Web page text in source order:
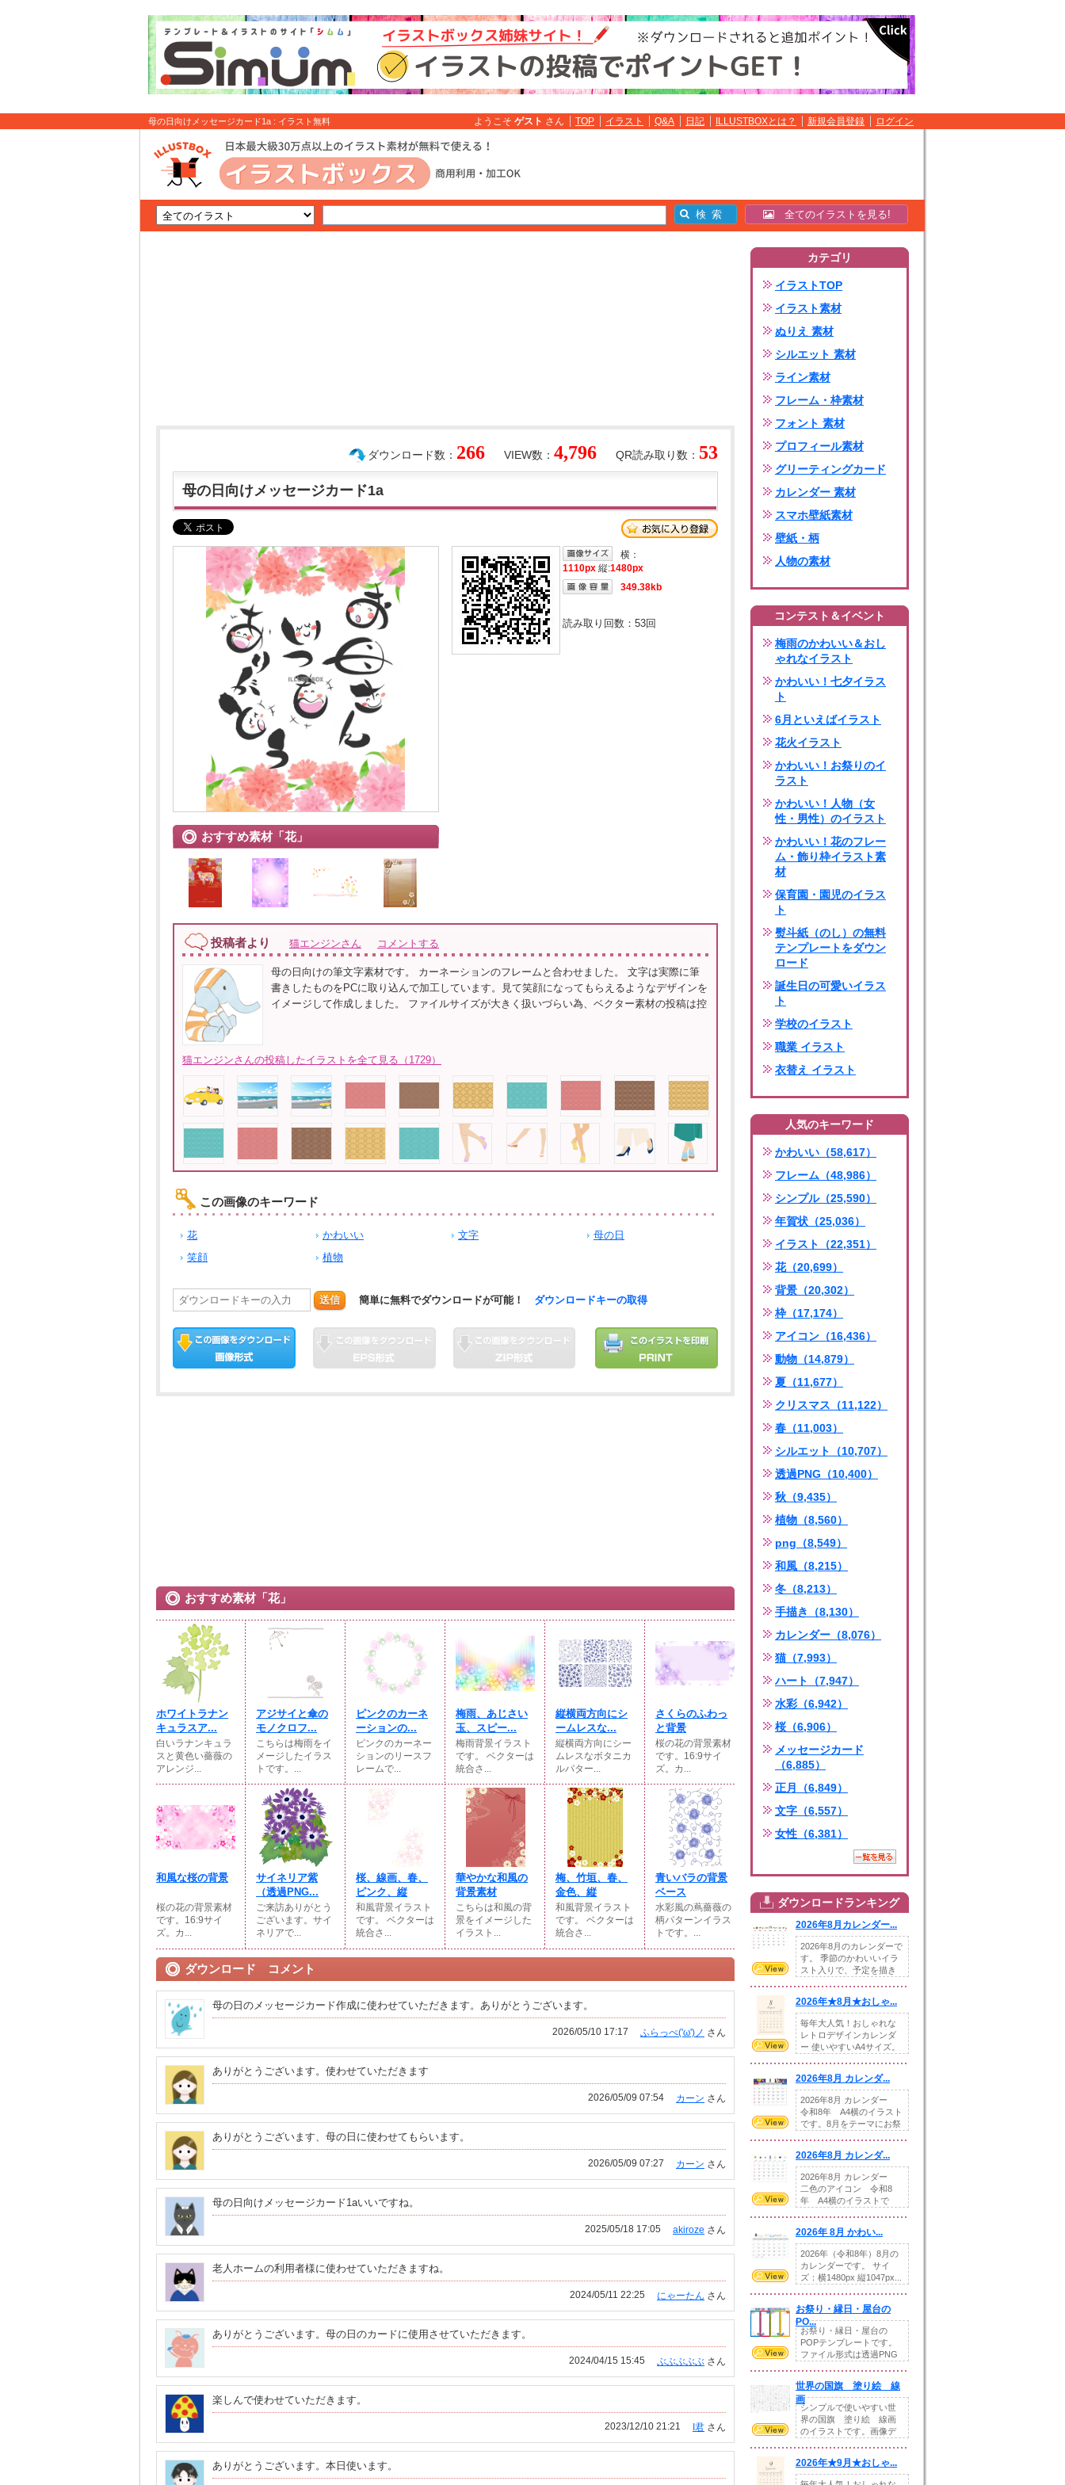
母の日向けメッセージカード1a : イラスト無料 ようこそ ゲスト さん TOP イラスト Q&A 日記 ILLUSTBOXとは？ 新規会員登録 ログイン
全てのイラストを見る!
QR読み取り数： 53
VIEW数： 4,796
ダウンロード数： 266
母の日向けメッセージカード1a
おすすめ素材「花」
横：
1110px 縦:1480px
349.38kb
読み取り回数： 53回
投稿者より 猫エンジンさん コメントする
母の日向けの筆文字素材です。 カーネーションのフレームと合わせました。 文字は実際に筆
書きしたものをPCに取り込んで加工しています。見て笑顔になってもらえるようなデザインを
イメージして作成しました。 ファイルサイズが大きく扱いづらい為、ベクター素材の投稿は控
猫エンジンさんの投稿したイラストを全て見る（1729）
この画像のキーワード
花 かわいい 文字
母の日
笑顔
植物
送信 簡単に無料でダウンロードが可能！ ダウンロードキーの取得
おすすめ素材「花」
ホワイトラナン
キュラスア...
白いラナンキュラ
スと黄色い薔薇の
アレンジ...
アジサイと傘の
モノクロフ...
こちらは梅雨をイ
メージしたイラス
トです。...
ピンクのカーネ
ーションの...
ピンクのカーネー
ションのリースフ
レームで...
梅雨、あじさい
玉、スピー...
梅雨背景イラスト
です。 ベクターは
統合さ...
縦横両方向にシ
ームレスな...
縦横両方向にシー
ムレスなボタニカ
ルパター...
さくらのふわっ
と背景
桜の花の背景素材
です。16:9サイ
ズ。カ...
和風な桜の背景
桜の花の背景素材
です。16:9サイ
ズ。カ...
サイネリア紫
（透過PNG...
ご来訪ありがとう
ございます。サイ
ネリアで...
桜、線画、春、
ピンク、縦
和風背景イラスト
です。 ベクターは
統合さ...
華やかな和風の
背景素材
こちらは和風の背
景をイメージした
イラスト...
梅、竹垣、春、
金色、縦
和風背景イラスト
です。 ベクターは
統合さ...
青いバラの背景
ベース
水彩風の蔦薔薇の
柄パターンイラス
トです。...
ダウンロード コメント
母の日のメッセージカード作成に使わせていただきます。ありがとうございます。
ふらっぺ('ω')ノ さん
2026/05/10 17:17
ありがとうございます。使わせていただきます
カーン さん
2026/05/09 07:54
ありがとうございます、母の日に使わせてもらいます。
カーン さん
2026/05/09 07:27
母の日向けメッセージカード1aいいですね。
akiroze さん
2025/05/18 17:05
老人ホームの利用者様に使わせていただきますね。
にゃーたん さん
2024/05/11 22:25
ありがとうございます。母の日のカードに使用させていただきます。
ぶぶぶぶぶ さん
2024/04/15 15:45
楽しんで使わせていただきます。
I君 さん
2023/12/10 21:21
ありがとうございます。本日使います。
カテゴリ
イラストTOP
イラスト素材
ぬりえ 素材
シルエット 素材
ライン素材
フレーム・枠素材
フォント 素材
プロフィール素材
グリーティングカード
カレンダー 素材
スマホ壁紙素材
壁紙・柄
人物の素材
コンテスト＆イベント
梅雨のかわいい＆おし
ゃれなイラスト
かわいい！七夕イラス
ト
6月といえばイラスト
花火イラスト
かわいい！お祭りのイ
ラスト
かわいい！人物（女
性・男性）のイラスト
かわいい！花のフレー
ム・飾り枠イラスト素
材
保育園・園児のイラス
ト
熨斗紙（のし）の無料
テンプレートをダウン
ロード
誕生日の可愛いイラス
ト
学校のイラスト
職業 イラスト
衣替え イラスト
人気のキーワード
かわいい（58,617）
フレーム（48,986）
シンプル（25,590）
年賀状（25,036）
イラスト（22,351）
花（20,699）
背景（20,302）
枠（17,174）
アイコン（16,436）
動物（14,879）
夏（11,677）
クリスマス（11,122）
春（11,003）
シルエット（10,707）
透過PNG（10,400）
秋（9,435）
植物（8,560）
png（8,549）
和風（8,215）
冬（8,213）
手描き（8,130）
カレンダー（8,076）
猫（7,993）
ハート（7,947）
水彩（6,942）
桜（6,906）
メッセージカード
（6,885）
正月（6,849）
文字（6,557）
女性（6,381）
ダウンロードランキング
2026年8月カレンダー...
2026年8月のカレンダーで
す。 季節のかわいいイラ
スト入りで、予定を描き
2026年★8月★おしゃ...
毎年大人気！おしゃれな
レトロデザインカレンダ
ー 使いやすいA4サイズ。
2026年8月 カレンダ...
2026年8月 カレンダー
令和8年 A4横のイラスト
です。8月をテーマにお祭
2026年8月 カレンダ...
2026年8月 カレンダー
二色のアイコン 令和8
年 A4横のイラストで
2026年 8月 かわい...
2026年（令和8年）8月の
カレンダーです。 サイ
ズ：横1480px 縦1047px...
お祭り・縁日・屋台の
PO...
お祭り・縁日・屋台の
POPテンプレートです。
ファイル形式は透過PNG
世界の国旗 塗り絵 線
画
シンプルで使いやすい世
界の国旗 塗り絵 線画
のイラストです。画像デ
2026年★9月★おしゃ...